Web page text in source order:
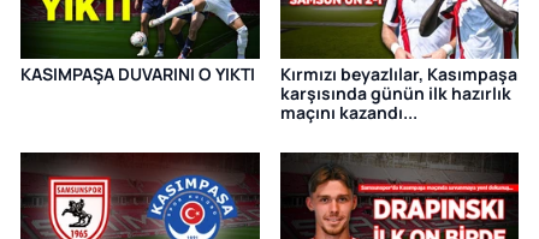
KASIMPAŞA DUVARINI O YIKTI
Kırmızı beyazlılar, Kasımpaşa
karşısında günün ilk hazırlık
maçını kazandı...